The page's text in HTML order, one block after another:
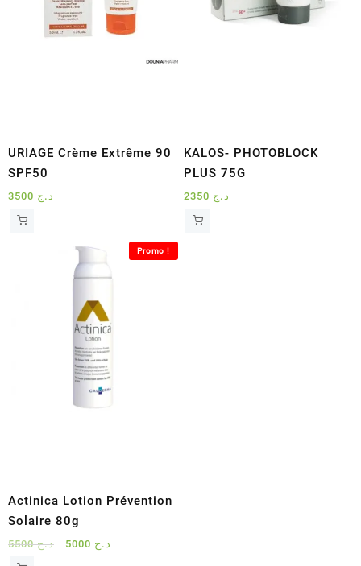
URIAGE Crème Extrême 90
SPF50
د.ج
KALOS- PHOTOBLOCK
PLUS 75G
د.ج
Promo !
Actinica Lotion Prévention
Solaire 80g
د.ج5500
Le
د.ج